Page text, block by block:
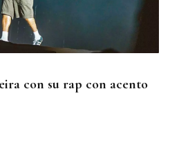
con su rap con acento